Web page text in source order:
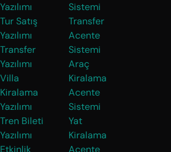
Yazılımı
Tur Satış
Yazılımı
Transfer
Yazılımı
Villa
Kiralama
Yazılımı
Tren Bileti
Yazılımı
Sistemi
Transfer
Acente
Sistemi
Araç
Kiralama
Acente
Sistemi
Yat
Kiralama